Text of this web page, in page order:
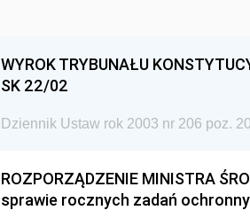
WYROK TRYBUNAŁU
SK 22/02
Dziennik Ustaw rok 2003 nr 206 poz.
ROZPORZĄDZENIE MINISTRA
sprawie rocznych zadań